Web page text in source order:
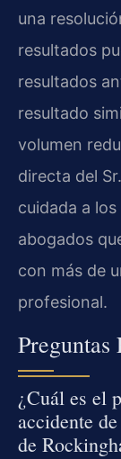
una
resultados
resultados
resultado
volumen
directa del
cuidada a
abogados
con más de
profesional.
Preguntas
¿Cuál es el
accidente
de